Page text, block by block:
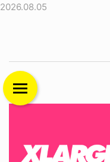
2026.08.05